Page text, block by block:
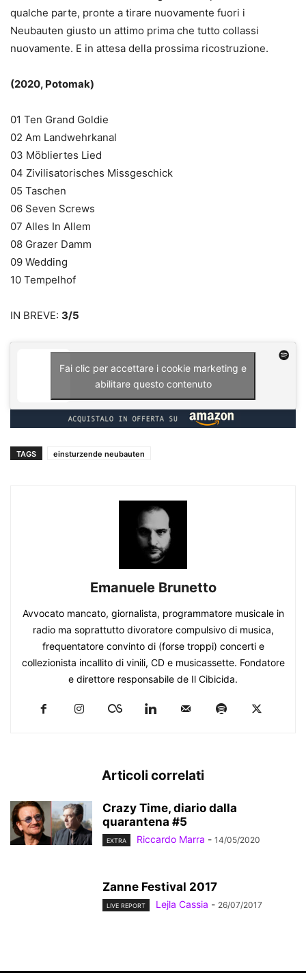
qualche parte, pronte a tirare nuovamente fuori i
Neubauten giusto un attimo prima che tutto collassi
nuovamente. E in attesa della prossima ricostruzione.
(2020, Potomak)
01 Ten Grand Goldie
02 Am Landwehrkanal
03 Möbliertes Lied
04 Zivilisatorisches Missgeschick
05 Taschen
06 Seven Screws
07 Alles In Allem
08 Grazer Damm
09 Wedding
10 Tempelhof
IN BREVE: 3/5
Fai clic per accettare i cookie marketing e
abilitare questo contenuto
TAGS einsturzende neubauten
Emanuele Brunetto
Avvocato mancato, giornalista, programmatore musicale in
radio ma soprattutto divoratore compulsivo di musica,
frequentatore convinto di (forse troppi) concerti e
collezionista incallito di vinili, CD e musicassette. Fondatore
e direttore responsabile de Il Cibicida.
Articoli correlati
Crazy Time, diario dalla
quarantena #5
EXTRA Riccardo Marra - 14/05/2020
Zanne Festival 2017
LIVE REPORT Lejla Cassia - 26/07/2017